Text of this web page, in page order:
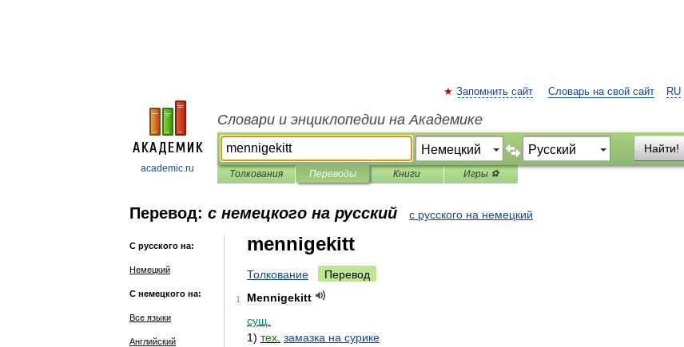
academic.ru
RU
Запомнить сайт Словарь на свой сайт
Словари и энциклопедии на Академике
Найти!
Толкования Переводы Книги Игры ⚽
Перевод: с немецкого на русский с русского на немецкий
С русского на:
Немецкий
С немецкого на:
Все языки
Английский
mennigekitt
Толкование Перевод
1
Mennigekitt
сущ
1) тех замазка на сурике